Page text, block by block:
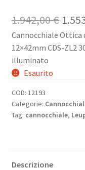
1.942,00€ Il
Cannocchiale Ottica
12×42mm CDS-ZL2
illuminato
Esaurito
COD: 12193
Categorie:
Tag: cannocchiale,
Descrizione